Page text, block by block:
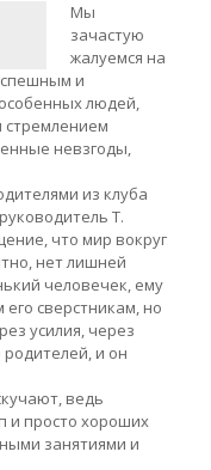
Мы
зачастую
жалуемся на
и
людей,
невзгоды,
из клуба
Т.
что мир вокруг
нет лишней
человечек, ему
его сверстникам, но
усилия, через
и он
ведь
и просто хороших
занятиями и